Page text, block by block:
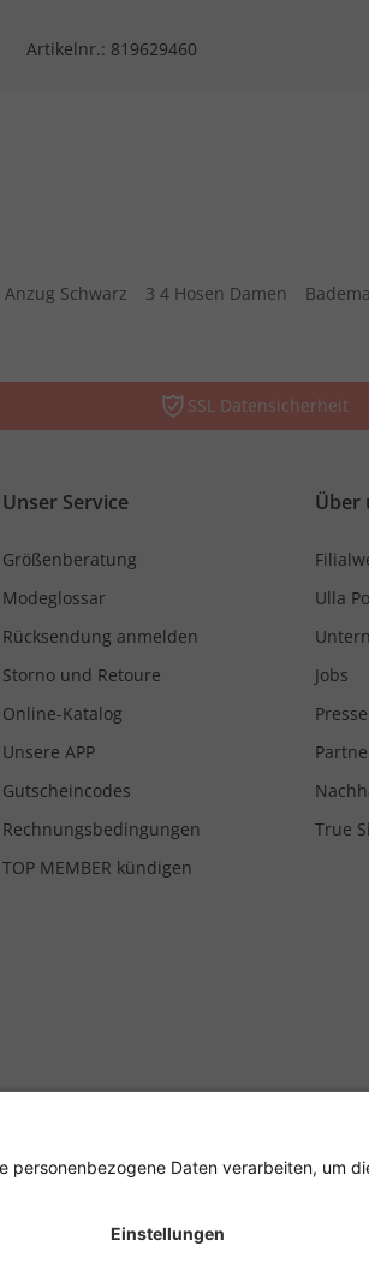
Artikelnr.: 819629460
Anzug Schwarz 3 4 Hosen Damen
SSL Datensicherheit
Unser Service
Größenberatung
Modeglossar
Rücksendung anmelden
Storno und Retoure
Online-Katalog
Unsere APP
Gutscheincodes
Rechnungsbedingungen
TOP MEMBER kündigen
Über
Ulla
Jobs
Presse
True